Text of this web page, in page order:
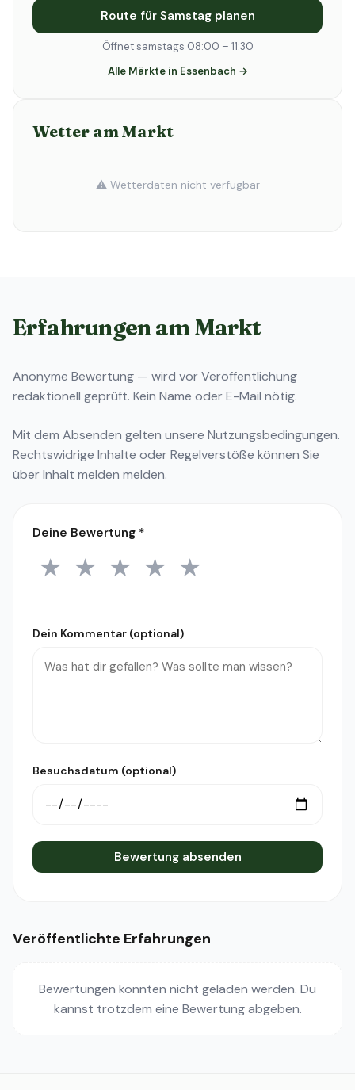
Route für Samstag planen
Öffnet samstags 08:00 – 11:30
Alle Märkte in Essenbach →
Wetter am Markt
⚠️ Wetterdaten nicht verfügbar
Erfahrungen am Markt
Anonyme Bewertung — wird vor Veröffentlichung
redaktionell geprüft. Kein Name oder E-Mail nötig.
Mit dem Absenden gelten unsere Nutzungsbedingungen.
Rechtswidrige Inhalte oder Regelverstöße können Sie
überInhalt melden melden.
Deine Bewertung *
1 Stern
★ 2 Sterne
★ 3 Sterne
★ 4 Sterne
★ 5 Sterne
★
Dein Kommentar (optional)
Besuchsdatum (optional)
Bewertung absenden
Veröffentlichte Erfahrungen
Bewertungen konnten nicht geladen werden. Du
kannst trotzdem eine Bewertung abgeben.